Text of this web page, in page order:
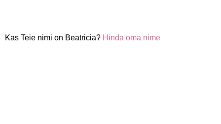
Kas Teie nimi on Beatricia? Hinda oma nime